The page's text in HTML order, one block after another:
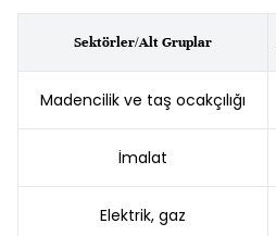
Sektörler/Alt Gruplar
Madencilik ve taş ocakçılığı
İmalat
Elektrik, gaz